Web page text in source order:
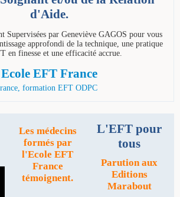
d'Aide.
Supervisées par Geneviève GAGOS pour vous
approfondi de la technique, une pratique
en finesse et une efficacité accrue.
Ecole EFT France
Les médecins
formés par
l'Ecole EFT
France
témoignent.
L'EFT pour
tous
Parution aux
Editions
Marabout